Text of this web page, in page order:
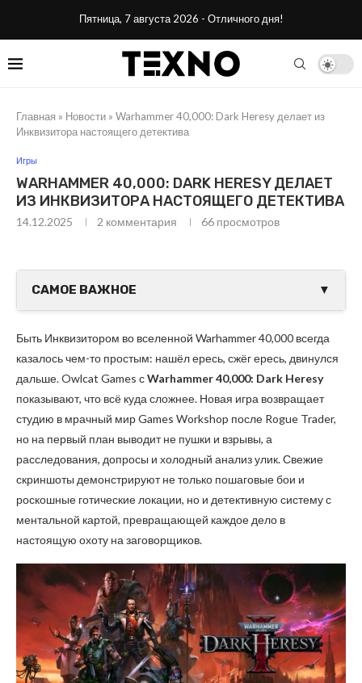
Пятница, 7 августа 2026 - Отличного дня!
Главная » Новости » Warhammer 40,000: Dark Heresy делает из
Инквизитора настоящего детектива
Игры
WARHAMMER 40,000: DARK HERESY ДЕЛАЕТ
ИЗ ИНКВИЗИТОРА НАСТОЯЩЕГО ДЕТЕКТИВА
14.12.2025 2 комментария 66 просмотров
САМОЕ ВАЖНОЕ ▼
Быть Инквизитором во вселенной Warhammer 40,000 всегда
казалось чем-то простым: нашёл ересь, сжёг ересь, двинулся
дальше. Owlcat Games сWarhammer 40,000: Dark Heresy
показывают, что всё куда сложнее. Новая игра возвращает
студию в мрачный мир Games Workshop после Rogue Trader,
но на первый план выводит не пушки и взрывы, а
расследования, допросы и холодный анализ улик. Свежие
скриншоты демонстрируют не только пошаговые бои и
роскошные готические локации, но и детективную систему с
ментальной картой, превращающей каждое дело в
настоящую охоту на заговорщиков.